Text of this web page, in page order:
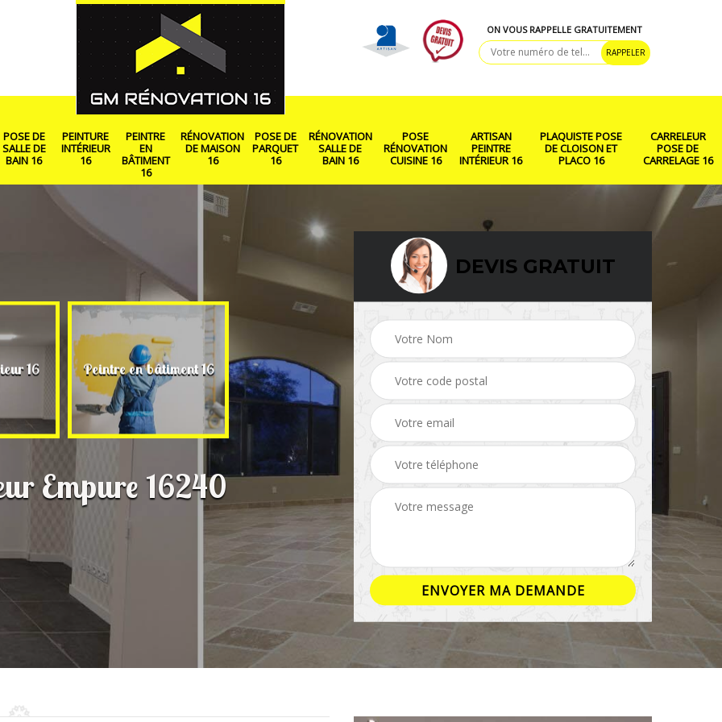
ON VOUS RAPPELLE GRATUITEMENT
POSE DE
SALLE DE
BAIN 16
PEINTURE
INTÉRIEUR
16
PEINTRE
EN
BÂTIMENT
16
RÉNOVATION
DE MAISON
16
POSE DE
PARQUET
16
RÉNOVATION
SALLE DE
BAIN 16
POSE
RÉNOVATION
CUISINE 16
ARTISAN
PEINTRE
INTÉRIEUR 16
PLAQUISTE POSE
DE CLOISON ET
PLACO 16
CARRELEUR
POSE DE
CARRELAGE 16
16 Peintre en bâtiment 16 Rénovation de maison
16
Rénovation salle de
bain 16
Empure 16240
DEVIS GRATUIT